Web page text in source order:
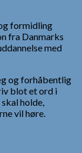
formidling
fra Danmarks
med
og forhåbentlig
blot et ord i
holde,
vil høre.